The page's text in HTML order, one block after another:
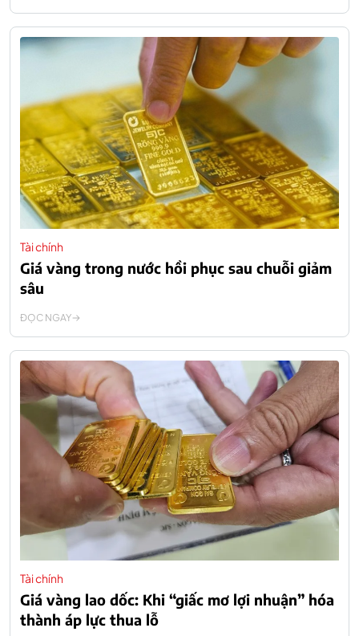
Tài chính
Giá vàng trong nước hồi phục sau chuỗi giảm
sâu
ĐỌC NGAY
Tài chính
Giá vàng lao dốc: Khi “giấc mơ lợi nhuận” hóa
thành áp lực thua lỗ